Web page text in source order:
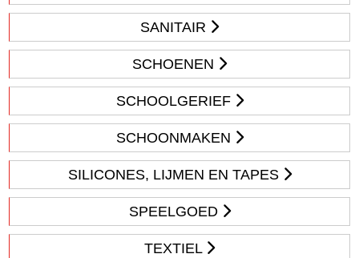
SANITAIR
SCHOENEN
SCHOOLGERIEF
SCHOONMAKEN
SILICONES, LIJMEN EN TAPES
SPEELGOED
TEXTIEL